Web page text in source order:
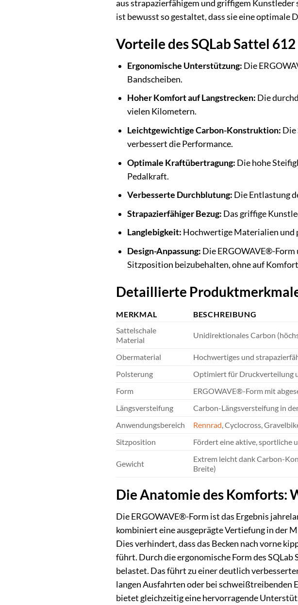
aus strapazierfähigem und griffigem
ist bewusst so gestaltet, dass sie eine optimale
Vorteile des SQLab Sattel
Ergonomische Unterstützung: Die
Bandscheiben.
Hoher Komfort auf Langstrecken: Die
vielen Kilometern.
Leichtgewichtige Carbon-Konstruktion: Die
verbessert die Performance.
Optimale Kraftübertragung: Die hohe
Pedalkraft.
Verbesserte Durchblutung: Die Entlastung
Strapazierfähiger Bezug: Das griffige
Langlebigkeit: Hochwertige Materialien und
Design-Anpassung: Die ERGOWAVE®-
Sitzposition beizubehalten, ohne auf
Detaillierte
MERKMAL
BESCHREIBUNG
Sattelschale
Material
Unidirektionales Carbon
Obermaterial
Hochwertiges und
Polsterung
Optimiert für Druckverteilung
Form
ERGOWAVE®-Form mit
Längsversteifung
Carbon-Längsversteifung in
Anwendungsbereich
Rennrad , Cyclocross,
Sitzposition
Fördert eine aktive, sportliche
Gewicht
Extrem leicht dank Carbon-
Breite)
Die Anatomie des Komforts:
Die ERGOWAVE®-Form ist das Ergebnis
kombiniert eine ausgeprägte Vertiefung in der
Dies verhindert, dass das Becken nach vorne
führt. Durch die ergonomische Form des
belastet. Das führt zu einer deutlich
langen Ausfahrten oder bei schweißtreibenden
bietet gleichzeitig eine hervorragende